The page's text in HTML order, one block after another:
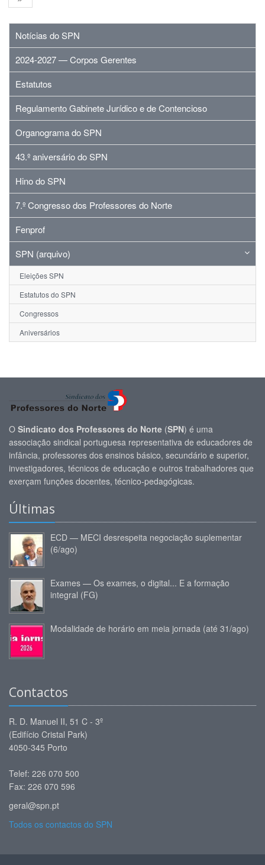
Notícias do SPN
2024-2027 — Corpos Gerentes
Estatutos
Regulamento Gabinete Jurídico e de Contencioso
Organograma do SPN
43.º aniversário do SPN
Hino do SPN
7.º Congresso dos Professores do Norte
Fenprof
SPN (arquivo)
Eleições SPN
Estatutos do SPN
Congressos
Aniversários
O Sindicato dos Professores do Norte (SPN) é uma
associação sindical portuguesa representativa de educadores de
infância, professores dos ensinos básico, secundário e superior,
investigadores, técnicos de educação e outros trabalhadores que
exerçam funções docentes, técnico-pedagógicas.
Últimas
ECD — MECI desrespeita negociação suplementar
(6/ago)
Exames — Os exames, o digital... E a formação
integral (FG)
Modalidade de horário em meia jornada (até 31/ago)
Contactos
R. D. Manuel II, 51 C - 3º
(Edifício Cristal Park)
4050-345 Porto
Telef: 226 070 500
Fax: 226 070 596
geral@spn.pt
Todos os contactos do SPN